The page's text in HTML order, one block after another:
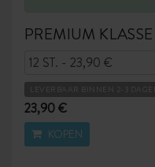
PREMIUM KLASSE
LEVERBAAR BINNEN 2-3 DAGEN
23,90 €
KOPEN